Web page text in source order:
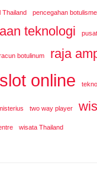
Thailand pencegahan botulisme
teknologi
botulinum raja
slot online
two way player
wisata Thailand